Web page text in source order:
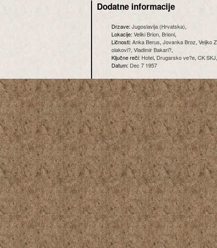
Dodatne informacije
Drzave:Jugoslavija (Hrvatska),
Lokacije:Veliki Brion, Brioni,
Ličnosti:Anka Berus, Jovanka Broz, Veljko
olakovi?, Vladimir Bakari?,
Ključne reči: Hotel, Drugarsko ve?e, CK SKJ,
Datum: Dec 7 1957